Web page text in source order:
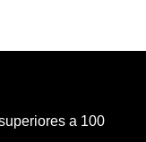
a 100